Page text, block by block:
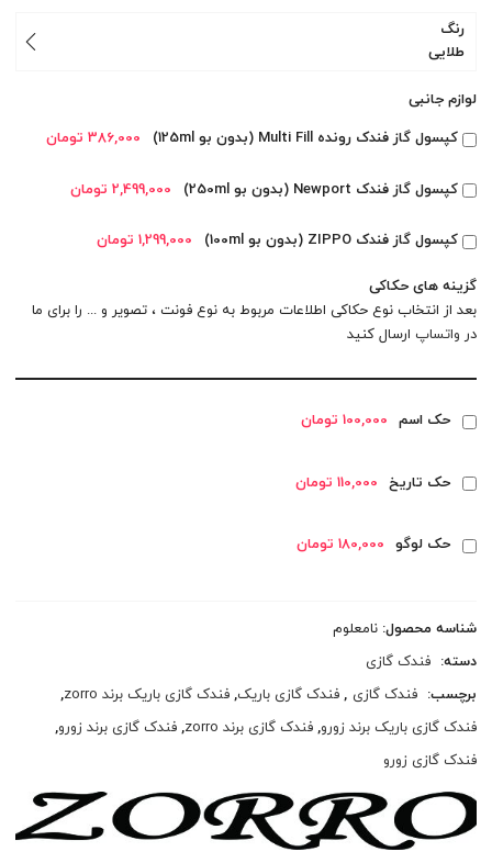
رنگ
طلایی
لوازم جانبی
کپسول گاز فندک رونده Multi Fill (بدون بو 125ml)
386,000 تومان
کپسول گاز فندک Newport (بدون بو 250ml) 2,499,000 تومان
کپسول گاز فندک ZIPPO (بدون بو 100ml) 1,299,000 تومان
گزینه های حکاکی
بعد از انتخاب نوع حکاکی اطلاعات مربوط به نوع فونت ، تصویر و ... را برای ما
در واتساپ ارسال کنید
حک اسم 100,000 تومان
حک تاریخ 110,000 تومان
حک لوگو 180,000 تومان
شناسه محصول:نامعلوم
دسته: فندک گازی
برچسب: فندک گازی ,فندک گازی باریک,فندک گازی باریک برند zorro
,
فندک گازی باریک برند زورو,فندک گازی برند zorro ,فندک گازی برند زورو,
فندک گازی زورو